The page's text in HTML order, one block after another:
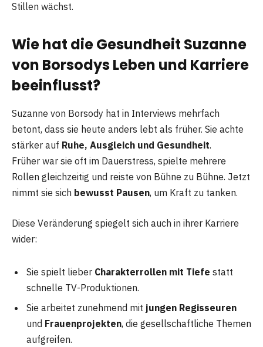
Stillen wächst.
Wie hat die Gesundheit Suzanne
von Borsodys Leben und Karriere
beeinflusst?
Suzanne von Borsody hat in Interviews mehrfach
betont, dass sie heute anders lebt als früher. Sie achte
stärker auf Ruhe, Ausgleich und Gesundheit.
Früher war sie oft im Dauerstress, spielte mehrere
Rollen gleichzeitig und reiste von Bühne zu Bühne. Jetzt
nimmt sie sich bewusst Pausen, um Kraft zu tanken.
Diese Veränderung spiegelt sich auch in ihrer Karriere
wider:
Sie spielt lieber Charakterrollen mit Tiefe statt
schnelle TV-Produktionen.
Sie arbeitet zunehmend mit jungen Regisseuren
und Frauenprojekten, die gesellschaftliche Themen
aufgreifen.